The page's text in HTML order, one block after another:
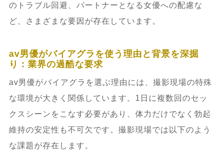
のトラブル回避、パートナーとなる女優への配慮な
ど、さまざまな要因が存在しています。
av男優がバイアグラを使う理由と背景を深掘
り：業界の過酷な要求
av男優がバイアグラを選ぶ理由には、撮影現場の特殊
な環境が大きく関係しています。1日に複数回のセッ
クスシーンをこなす必要があり、体力だけでなく勃起
維持の安定性も不可欠です。撮影現場では以下のよう
な課題が存在します。